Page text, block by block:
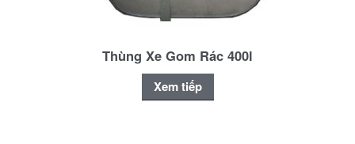
Thùng Xe Gom Rác 400l
Xem tiếp